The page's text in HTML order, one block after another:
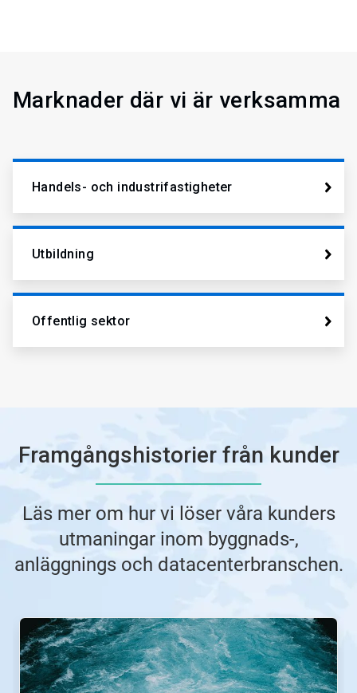
Marknader där vi är verksamma
Handels- och industrifastigheter
Utbildning
Offentlig sektor
Framgångshistorier från kunder
Läs mer om hur vi löser våra kunders
utmaningar inom byggnads-,
anläggnings och datacenterbranschen.